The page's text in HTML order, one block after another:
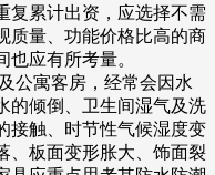
复累计出资，应选择不需
质量、功能价格比高的商
应有所考量。
公寓客房，经常会因水
的倾倒、卫生间湿气及洗
接触、时节性气候湿度变
、板面变形胀大、饰面裂